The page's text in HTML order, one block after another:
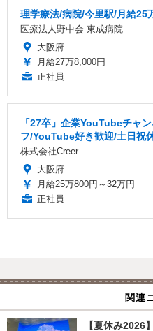
理学療法/病院/今里駅/月給25
医療法人野中会 東成病院
大阪府
月給27万8,000円
正社員
「27卒」企業YouTubeチャ
フ/YouTube好き歓迎/土日祝
株式会社Creer
大阪府
月給25万800円～32万円
正社員
関連
【夏休み2026